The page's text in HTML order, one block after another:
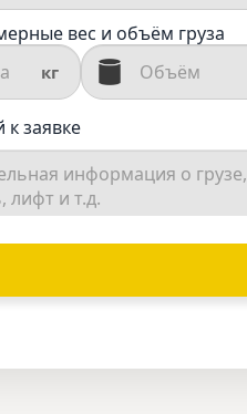
вес и объём груза
кг
заявке